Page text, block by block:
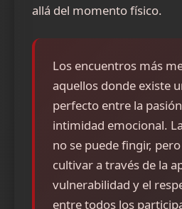
allá del momento físico.
Los encuentros más
aquellos donde existe
perfecto entre la
intimidad emocional.
no se puede fingir,
cultivar a través de la
vulnerabilidad y el
entre todos los